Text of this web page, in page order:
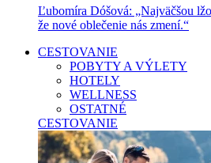
Ľubomíra Dóšová: „Najväčšou
že nové oblečenie nás zmení.“
CESTOVANIE
POBYTY A VÝLETY
HOTELY
WELLNESS
OSTATNÉ
CESTOVANIE